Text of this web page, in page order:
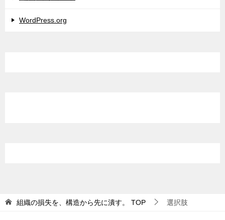
WordPress.org
組織の損失を、構造から先に潰す。 TOP 選択肢